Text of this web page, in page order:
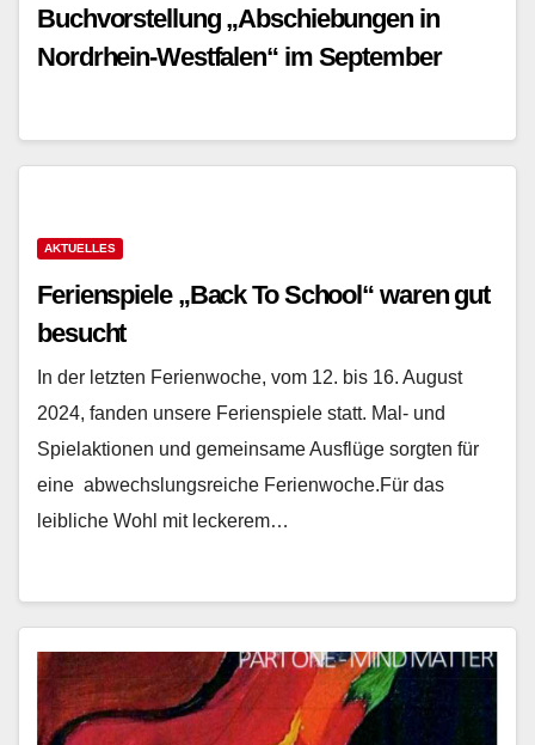
Buchvorstellung „Abschiebungen in
Nordrhein-Westfalen“ im September
AKTUELLES
Ferienspiele „Back To School“ waren gut
besucht
In der letzten Ferienwoche, vom 12. bis 16. August
2024, fanden unsere Ferienspiele statt. Mal- und
Spielaktionen und gemeinsame Ausflüge sorgten für
eine abwechslungsreiche Ferienwoche.Für das
leibliche Wohl mit leckerem…